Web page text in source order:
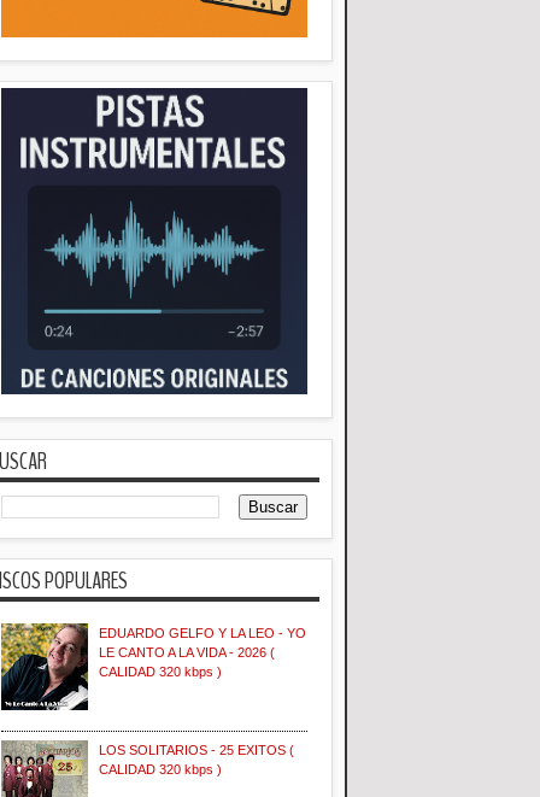
POPULARES
EDUARDO GELFO Y LA LEO - YO
LE CANTO A LA VIDA - 2026 (
CALIDAD 320 kbps )
LOS SOLITARIOS - 25 EXITOS (
CALIDAD 320 kbps )